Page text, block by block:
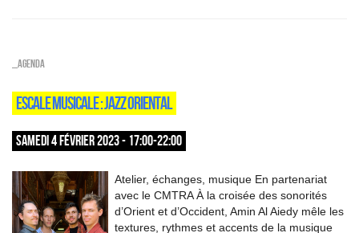
_Agenda
ESCALE MUSICALE : JAZZ ORIENTAL
SAMEDI 4 FÉVRIER 2023 - 17:00-22:00
Atelier, échanges, musique En partenariat
avec le CMTRA À la croisée des sonorités
d’Orient et d’Occident, Amin Al Aiedy mêle les
textures, rythmes et accents de la musique